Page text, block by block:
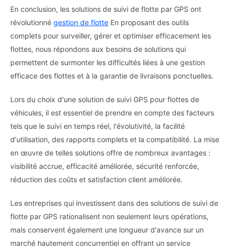
En conclusion, les solutions de suivi de flotte par GPS ont
révolutionné gestion de flotte En proposant des outils
complets pour surveiller, gérer et optimiser efficacement les
flottes, nous répondons aux besoins de solutions qui
permettent de surmonter les difficultés liées à une gestion
efficace des flottes et à la garantie de livraisons ponctuelles.
Lors du choix d'une solution de suivi GPS pour flottes de
véhicules, il est essentiel de prendre en compte des facteurs
tels que le suivi en temps réel, l'évolutivité, la facilité
d'utilisation, des rapports complets et la compatibilité. La mise
en œuvre de telles solutions offre de nombreux avantages :
visibilité accrue, efficacité améliorée, sécurité renforcée,
réduction des coûts et satisfaction client améliorée.
Les entreprises qui investissent dans des solutions de suivi de
flotte par GPS rationalisent non seulement leurs opérations,
mais conservent également une longueur d'avance sur un
marché hautement concurrentiel en offrant un service